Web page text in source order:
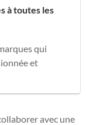
à toutes les
qui
et
avec une